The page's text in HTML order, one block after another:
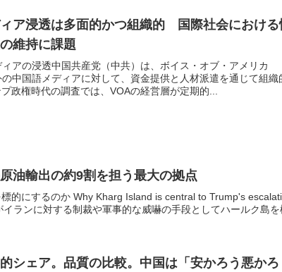
ア浸透は多面的かつ組織的 国際社会における
維持に課題
アの浸透中国共産党（中共）は、ボイス・オブ・アメリカ
の中国語メディアに対して、資金提供と人材派遣を通じて組織
政権時代の調査では、VOAの経営層が定期的...
油輸出の約9割を担う最大の拠点
的にするのか Why Kharg Island is central to Trump's
ランに対する制裁や軍事的な威嚇の手段としてハールク島を
シェア。品質の比較。中国は「安かろう悪かろ